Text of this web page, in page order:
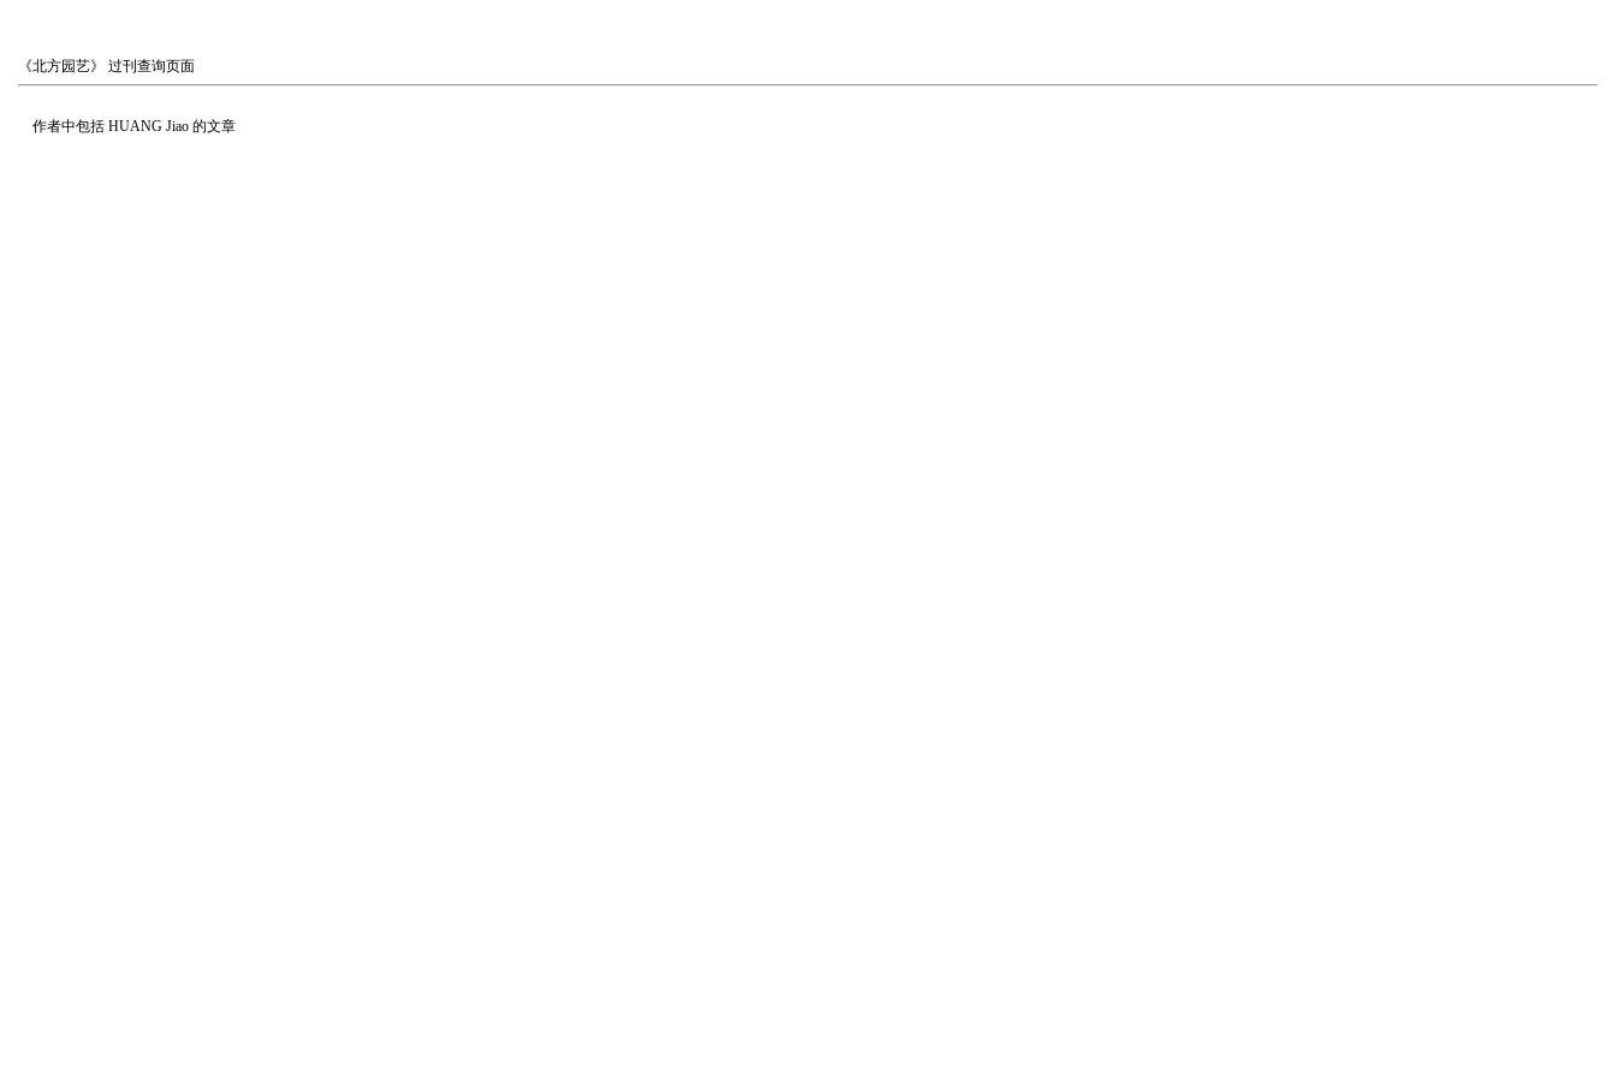
《北方园艺》 过刊查询页面
作者中包括 HUANG Jiao 的文章